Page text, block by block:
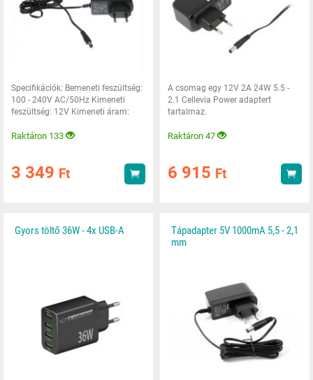
Specifikációk: Bemeneti feszültség:
100 - 240V AC/50Hz Kimeneti
feszültség: 12V Kimeneti áram:
Raktáron 133
3 349 Ft Vásárlás
A csomag egy 12V 2A 24W 5.5 -
2.1 Cellevia Power adaptert
tartalmaz.
Raktáron 47
6 915 Ft
Gyors töltő 36W - 4x USB-A
Tápadapter 5V 1000mA 5,5 - 2,1
mm